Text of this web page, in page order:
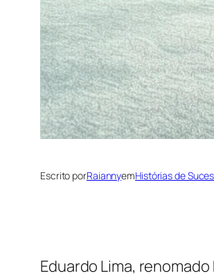
Escrito porRaiannyemHistórias de
Eduardo Lima,